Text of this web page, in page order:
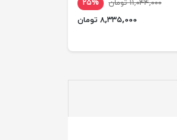
۱۱,۰۴۴,۰۰۰ تومان
۲۵%
۸,۳۳۵,۰۰۰ تومان